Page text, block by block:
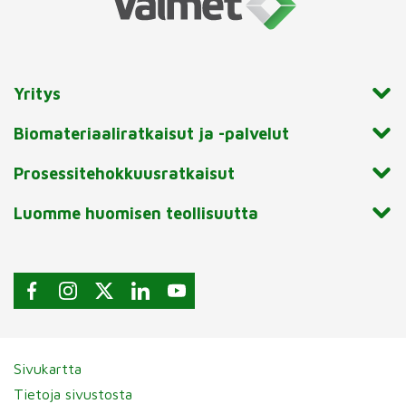
Yritys
Biomateriaaliratkaisut ja -palvelut
Prosessitehokkuusratkaisut
Luomme huomisen teollisuutta
Sivukartta
Tietoja sivustosta